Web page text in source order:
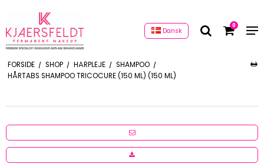
Dansk
0
FORSIDE / SHOP / HÅRPLEJE / SHAMPOO /
HÅRTABS SHAMPOO TRICOCURE (150 ML) (150 ML)